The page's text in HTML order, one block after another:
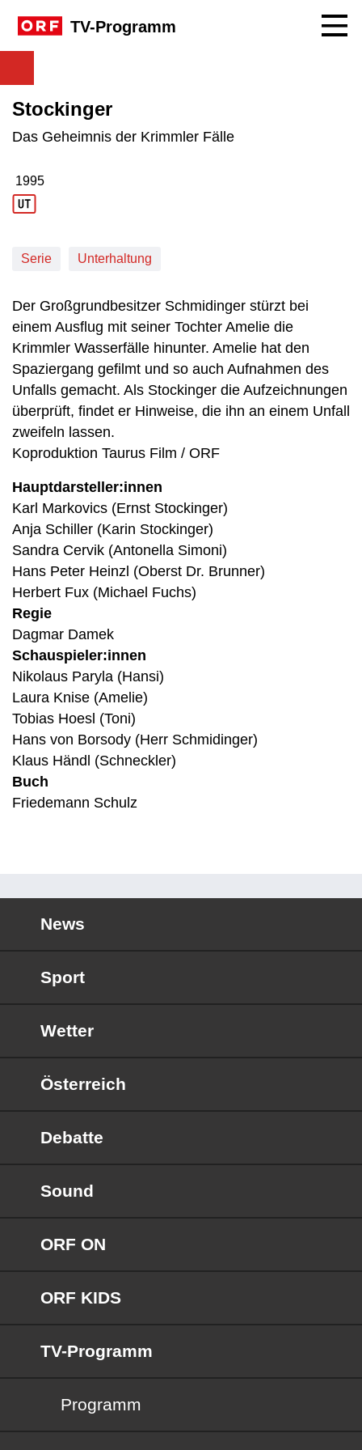
TV-Programm
Stockinger
Das Geheimnis der Krimmler Fälle
Produktionsjahr: 1995
1995
Serie Unterhaltung
Der Großgrundbesitzer Schmidinger stürzt bei
einem Ausflug mit seiner Tochter Amelie die
Krimmler Wasserfälle hinunter. Amelie hat den
Spaziergang gefilmt und so auch Aufnahmen des
Unfalls gemacht. Als Stockinger die Aufzeichnungen
überprüft, findet er Hinweise, die ihn an einem Unfall
zweifeln lassen.
Koproduktion Taurus Film / ORF
Hauptdarsteller:innen
Karl Markovics (Ernst Stockinger)
Anja Schiller (Karin Stockinger)
Sandra Cervik (Antonella Simoni)
Hans Peter Heinzl (Oberst Dr. Brunner)
Herbert Fux (Michael Fuchs)
Regie
Dagmar Damek
Schauspieler:innen
Nikolaus Paryla (Hansi)
Laura Knise (Amelie)
Tobias Hoesl (Toni)
Hans von Borsody (Herr Schmidinger)
Klaus Händl (Schneckler)
Buch
Friedemann Schulz
News
Sport
Wetter
Österreich
Debatte
Sound
ORF ON
ORF KIDS
TV-Programm
Programm